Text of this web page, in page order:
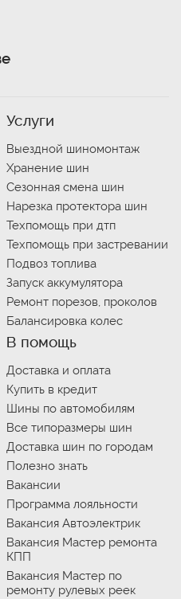
Услуги
Выездной шиномонтаж
Хранение шин
Сезонная смена шин
Нарезка протектора шин
Техпомощь при дтп
Техпомощь при застревании
Подвоз топлива
Запуск аккумулятора
Ремонт порезов, проколов
Балансировка колес
В помощь
Доставка и оплата
Купить в кредит
Шины по автомобилям
Все типоразмеры шин
Доставка шин по городам
Полезно знать
Вакансии
Программа лояльности
Вакансия Автоэлектрик
Вакансия Мастер ремонта
КПП
Вакансия Мастер по
ремонту рулевых реек